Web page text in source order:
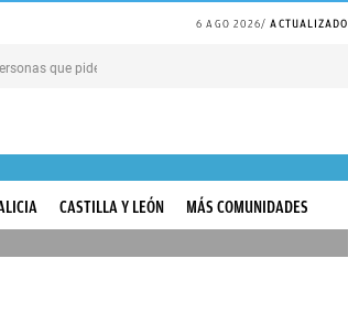
6 AGO 2026 ACTUALIZADO
que piden PERDÓN por todo
CASTILLA Y LEÓN
MÁS COMUNIDADES